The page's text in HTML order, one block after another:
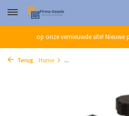
op onze vernieuwde site! Nieuwe
Terug Home ...